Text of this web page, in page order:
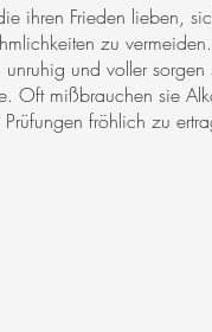
ihren Frieden lieben,
zu
und voller
Oft mißbrauchen sie
fröhlich zu